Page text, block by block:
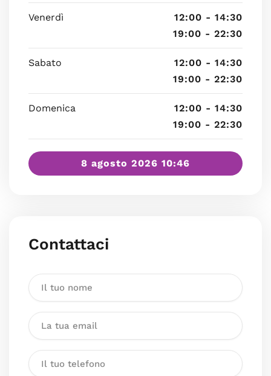
Venerdì
12:00 - 14:30
19:00 - 22:30
Sabato
12:00 - 14:30
19:00 - 22:30
Domenica
12:00 - 14:30
19:00 - 22:30
8 agosto 2026 10:46
Contattaci